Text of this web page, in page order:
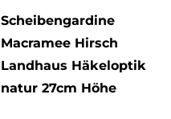
Scheibengardine
Macramee Hirsch
Landhaus Häkeloptik
natur 27cm Höhe